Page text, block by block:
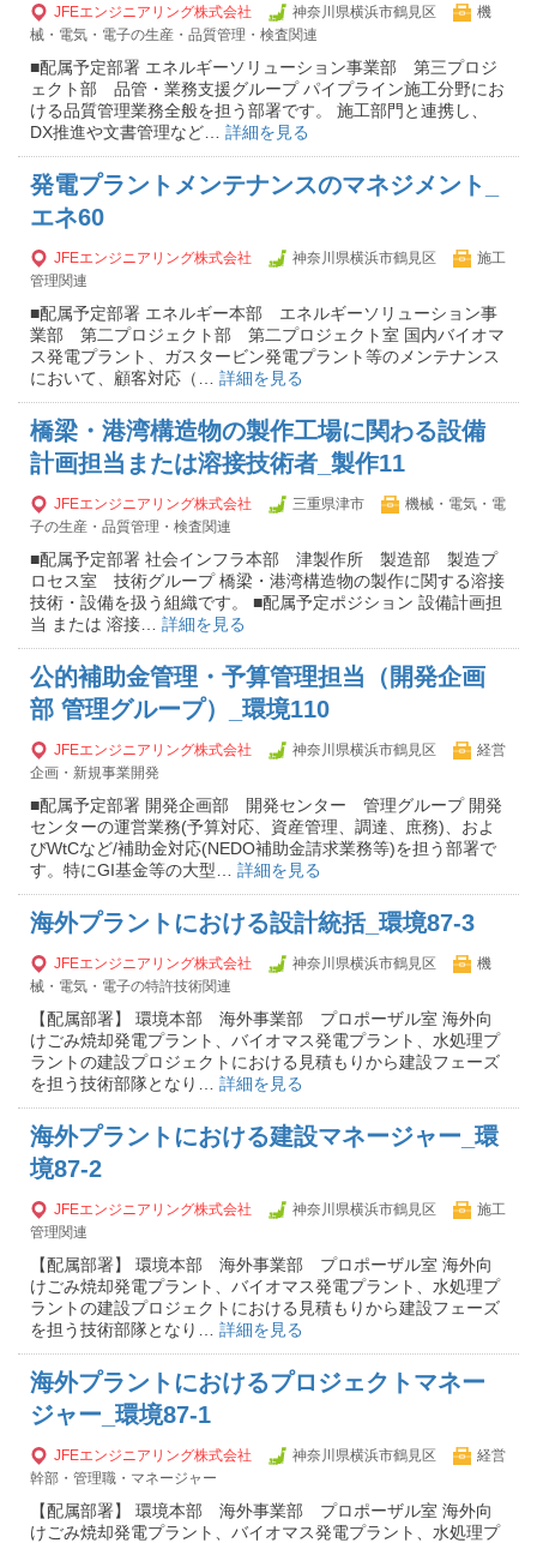
JFEエンジニアリング株式会社 神奈川県横浜市鶴見区
機
械・電気・電子の生産・品質管理・検査関連
■配属予定部署 エネルギーソリューション事業部 第三プロジ
ェクト部 品管・業務支援グループ パイプライン施工分野にお
ける品質管理業務全般を担う部署です。 施工部門と連携し、
DX推進や文書管理など… 詳細を見る
発電プラントメンテナンスのマネジメント_
エネ60
JFEエンジニアリング株式会社 神奈川県横浜市鶴見区
施工
管理関連
■配属予定部署 エネルギー本部 エネルギーソリューション事
業部 第二プロジェクト部 第二プロジェクト室 国内バイオマ
ス発電プラント、ガスタービン発電プラント等のメンテナンス
において、顧客対応（… 詳細を見る
橋梁・港湾構造物の製作工場に関わる設備
計画担当または溶接技術者_製作11
JFEエンジニアリング株式会社 三重県津市
機械・電気・電
子の生産・品質管理・検査関連
■配属予定部署 社会インフラ本部 津製作所 製造部 製造プ
ロセス室 技術グループ 橋梁・港湾構造物の製作に関する溶接
技術・設備を扱う組織です。 ■配属予定ポジション 設備計画担
当 または 溶接… 詳細を見る
公的補助金管理・予算管理担当（開発企画
部 管理グループ）_環境110
JFEエンジニアリング株式会社 神奈川県横浜市鶴見区
経営
企画・新規事業開発
■配属予定部署 開発企画部 開発センター 管理グループ 開発
センターの運営業務(予算対応、資産管理、調達、庶務)、およ
びWtCなど/補助金対応(NEDO補助金請求業務等)を担う部署で
す。特にGI基金等の大型… 詳細を見る
海外プラントにおける設計統括_環境87-3
JFEエンジニアリング株式会社 神奈川県横浜市鶴見区
機
械・電気・電子の特許技術関連
【配属部署】 環境本部 海外事業部 プロポーザル室 海外向
けごみ焼却発電プラント、バイオマス発電プラント、水処理プ
ラントの建設プロジェクトにおける見積もりから建設フェーズ
を担う技術部隊となり… 詳細を見る
海外プラントにおける建設マネージャー_環
境87-2
JFEエンジニアリング株式会社 神奈川県横浜市鶴見区
施工
管理関連
【配属部署】 環境本部 海外事業部 プロポーザル室 海外向
けごみ焼却発電プラント、バイオマス発電プラント、水処理プ
ラントの建設プロジェクトにおける見積もりから建設フェーズ
を担う技術部隊となり… 詳細を見る
海外プラントにおけるプロジェクトマネー
ジャー_環境87-1
JFEエンジニアリング株式会社 神奈川県横浜市鶴見区
経営
幹部・管理職・マネージャー
【配属部署】 環境本部 海外事業部 プロポーザル室 海外向
けごみ焼却発電プラント、バイオマス発電プラント、水処理プ